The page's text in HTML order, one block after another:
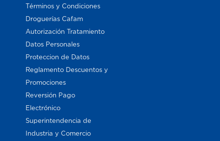
Términos y Condiciones
Droguerías Cafam
Autorización Tratamiento
Datos Personales
Proteccion de Datos
Reglamento Descuentos y
Promociones
Reversión Pago
Electrónico
Superintendencia de
Industria y Comercio